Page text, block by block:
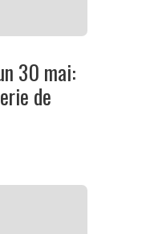
30 mai:
de